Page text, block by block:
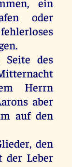
oder
des
Herrn
aber
auf den
den
der Leber